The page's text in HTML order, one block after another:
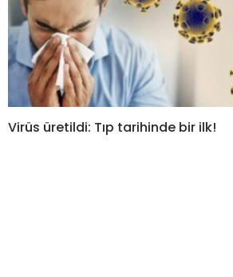
Virüs üretildi: Tıp tarihinde bir ilk!